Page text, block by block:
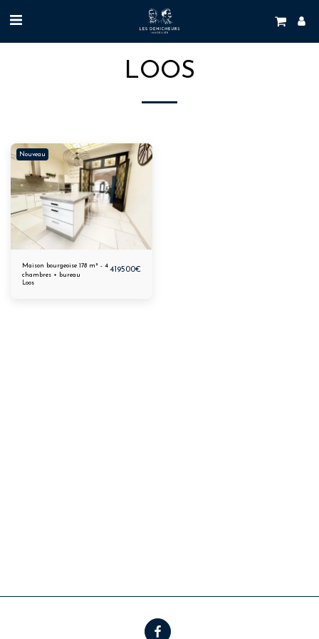
LOOS
Nouveau
Maison bourgeoise 178 m² - 4
chambres + bureau
419500€
Loos